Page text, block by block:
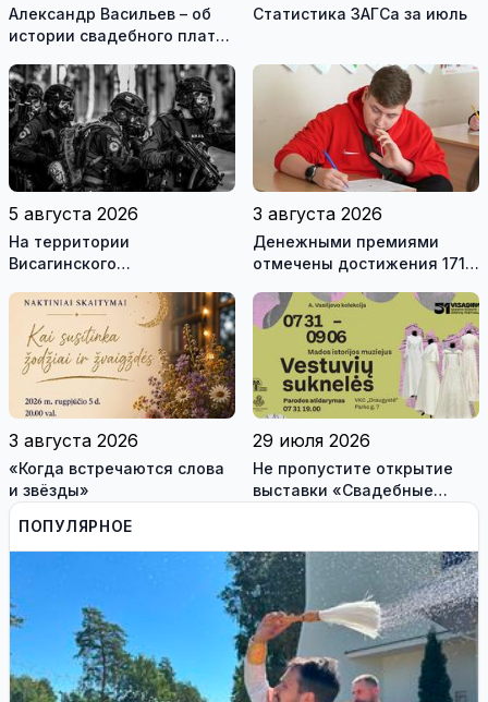
Александр Васильев – об
истории свадебного платья
истории моды (видео)
Статистика ЗАГСа за июль
5 августа 2026
На территории
Висагинского
международные
антитеррористические
учения «Baltic Shadow»
3 августа 2026
Денежными премиями
отмечены достижения 171
трех педагогов
3 августа 2026
«Когда встречаются слова
и звёзды»
29 июля 2026
Не пропустите открытие
выставки «Свадебные
платья» и лекцию историка
Васильева!
ПОПУЛЯРНОЕ